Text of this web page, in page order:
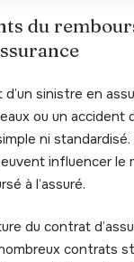
du
sinistre en
ou un accident
ni
influencer le
à l’assuré.
du contrat
contrats